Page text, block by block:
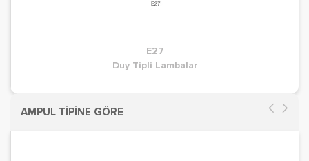
E27
Duy Tipli Lambalar
AMPUL TİPİNE GÖRE